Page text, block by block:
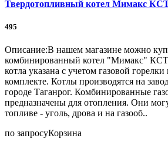
Твердотопливный котел Мимакс
495
Описание:В нашем магазине можно
комбинированный котел "Мимакс"
котла указана с учетом газовой горелки
комплекте. Котлы производятся на
городе Таганрог. Комбинированные
предназначены для отопления. Они
топливе - уголь, дрова и на газооб..
по запросуКорзина